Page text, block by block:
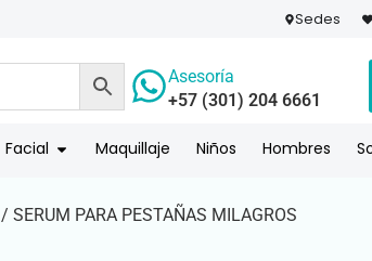
Sedes
Asesoría
+57 (301) 204 6661
Facial Maquillaje Niños Hombres
/ SERUM PARA PESTAÑAS MILAGROS